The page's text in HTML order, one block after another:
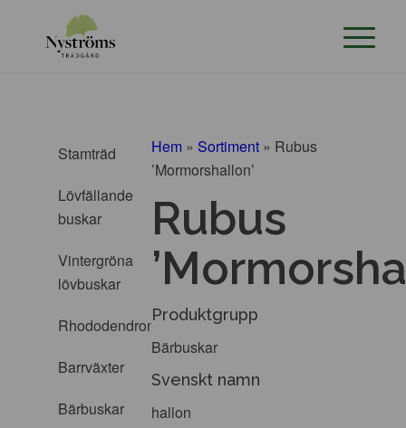
Stamträd
Lövfällande
buskar
Vintergröna
lövbuskar
Rhododendron
Barrväxter
Bärbuskar
Hem » Sortiment » Rubus
’Mormorshallon’
Rubus
Produktgrupp
Bärbuskar
Svenskt namn
hallon